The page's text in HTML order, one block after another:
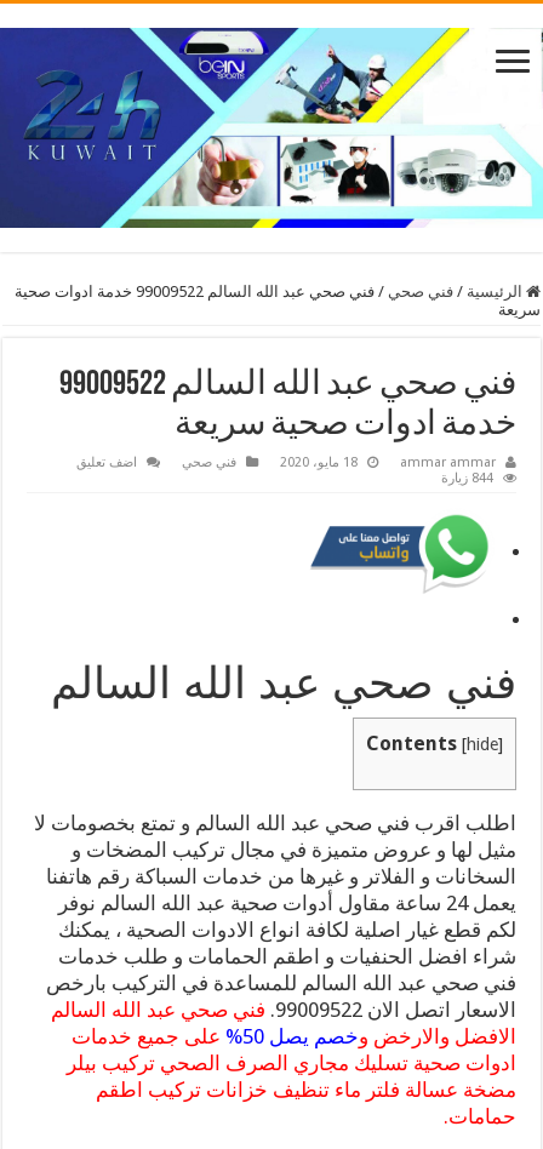
الرئيسية / فني صحي /
فني صحي عبد الله السالم 99009522 خدمة ادوات صحية
سريعة
فني صحي عبد الله السالم 99009522
خدمة ادوات صحية سريعة
ammar ammar 18 مايو، 2020 فني صحي
اضف تعليق
844 زيارة
فني صحي عبد الله السالم
Contents [hide]
اطلب اقرب فني صحي عبد الله السالم و تمتع بخصومات لا
مثيل لها و عروض متميزة في مجال تركيب المضخات و
السخانات و الفلاتر و غيرها من خدمات السباكة رقم هاتفنا
يعمل 24 ساعة مقاول أدوات صحية عبد الله السالم نوفر
لكم قطع غيار اصلية لكافة انواع الادوات الصحية ، يمكنك
شراء افضل الحنفيات و اطقم الحمامات و طلب خدمات
فني صحي عبد الله السالم للمساعدة في التركيب بارخص
الاسعار اتصل الان 99009522.
فني صحي عبد الله السالم
الافضل والارخض وخصم يصل 50%
على جميع خدمات
ادوات صحية تسليك مجاري الصرف الصحي تركيب بيلر
مضخة عسالة فلتر ماء تنظيف خزانات تركيب اطقم
حمامات.